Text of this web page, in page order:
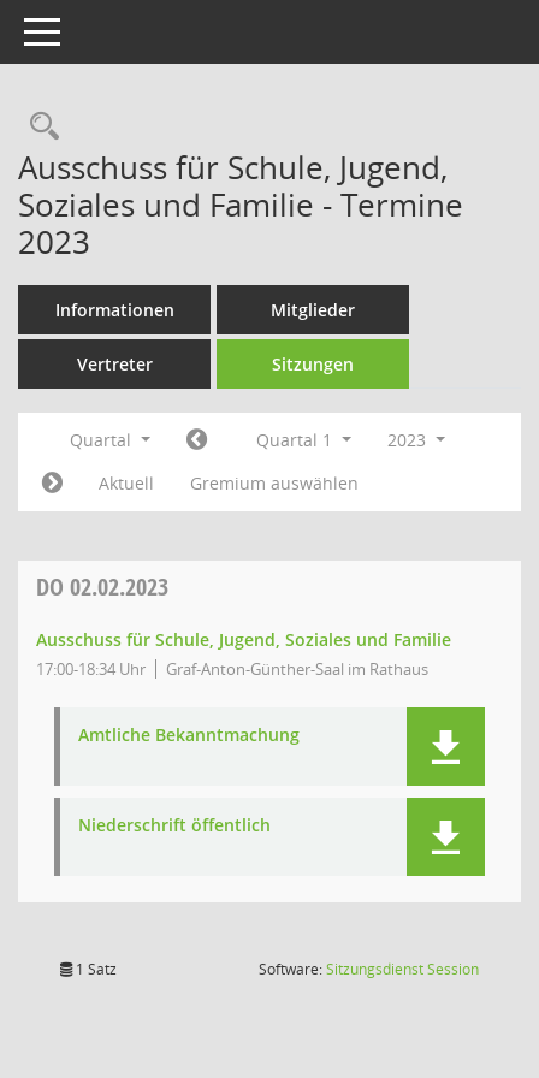
Toggle navigation
Rechercheauswahl
Ausschuss für Schule, Jugend,
Soziales und Familie - Termine
2023
Informationen Mitglieder
Vertreter Sitzungen
Quartal Quartal 1
2023
Aktuell
Gremium auswählen
DO 02.02.2023
Ausschuss für Schule, Jugend, Soziales und Familie
17:00-18:34 Uhr Graf-Anton-Günther-Saal im Rathaus
Amtliche Bekanntmachung
Niederschrift öffentlich
1 Satz Software:SitzungsdienstSession(Wird in